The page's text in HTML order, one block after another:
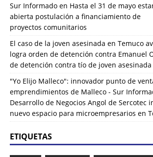
Sur Informado en Hasta el 31 de mayo
abierta postulación a financiamiento de
proyectos comunitarios
El caso de la joven asesinada en Temuco
logra orden de detención contra Emanuel
de detención contra tío de joven
"Yo Elijo Malleco": innovador punto de
emprendimientos de Malleco - Sur
Desarrollo de Negocios Angol de Sercotec
nuevo espacio para microempresarios en
ETIQUETAS